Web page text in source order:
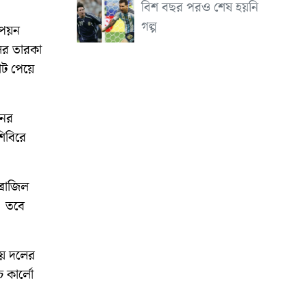
তারকা
পেয়ে
তবে
দলের
বিশ বছর পরও শেষ হয়নি
গল্প